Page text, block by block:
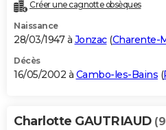
Créer une cagnotte obsèques
Naissance
28/03/1947 à Jonzac(Charente-
Décès
16/05/2002 à Cambo-les-Bains (
Charlotte GAUTRIAUD